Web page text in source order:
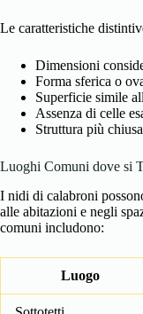
Le caratteristiche
Dimensioni
Forma sferica o
Superficie simile
Assenza di celle
Struttura più
Luoghi Comuni dove si
I nidi di calabroni
alle abitazioni e negli
comuni includono:
Luogo